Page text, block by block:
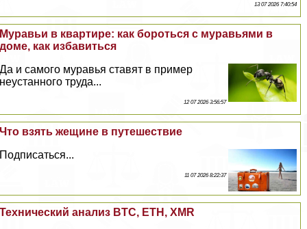
13 07 2026 7:40:54
Муравьи в квартире: как бороться с муравьями в
доме, как избавиться
Да и самого муравья ставят в пример
неустанного труда...
12 07 2026 3:56:57
Что взять жещине в путешествие
Подписаться...
11 07 2026 8:22:37
Технический анализ BTC, ETH, XMR